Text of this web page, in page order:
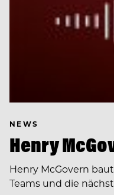
NEWS
Henry
Henry McGovern
Teams und die